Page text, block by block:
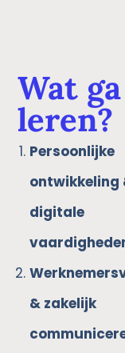
Wat
leren?
Persoonlijke
ontwikkeling
digitale
& zakelijk